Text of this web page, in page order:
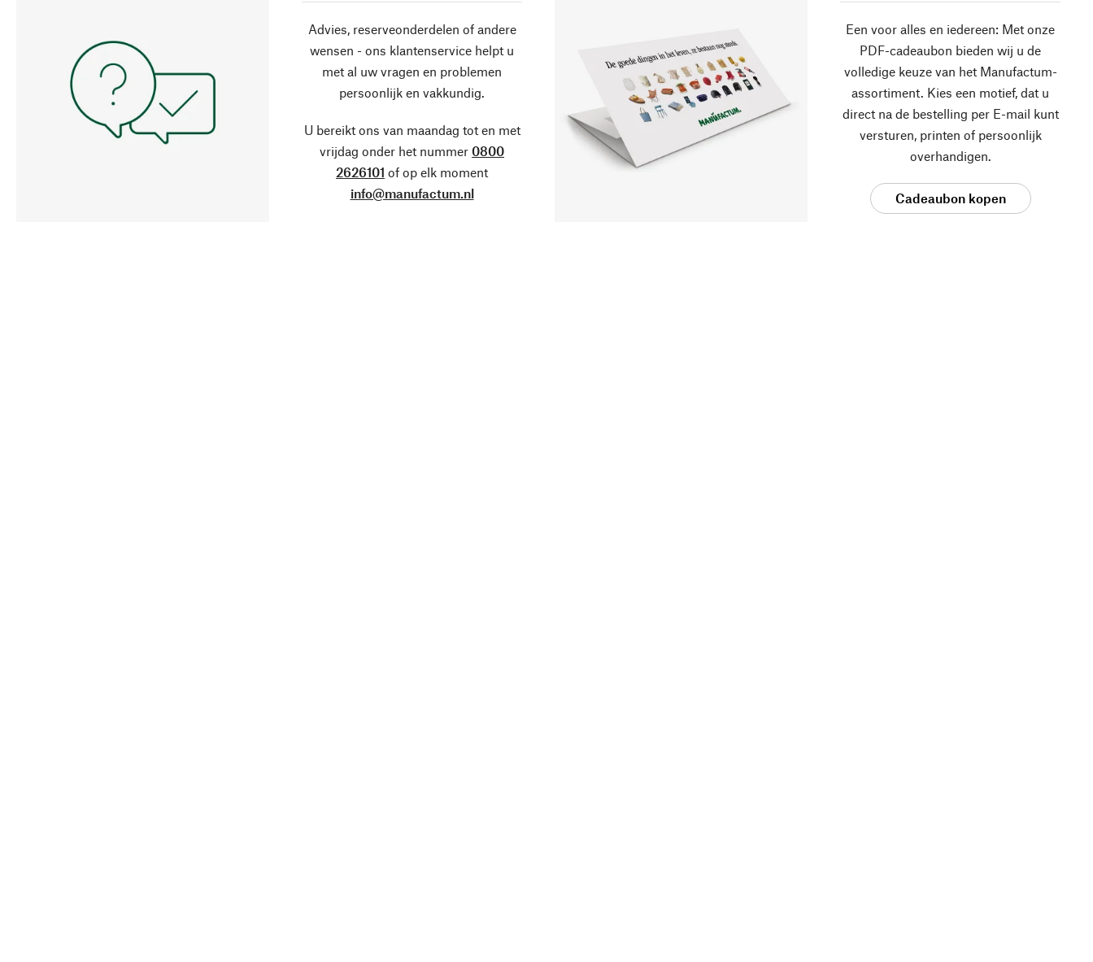
Advies, reserveonderdelen of andere
wensen - ons klantenservice helpt u
met al uw vragen en problemen
persoonlijk en vakkundig.
U bereikt ons van maandag tot en met
vrijdag onder het nummer 0800
2626101 of op elk moment
info@manufactum.nl
Een voor alles en iedereen: Met onze
PDF-cadeaubon bieden wij u de
volledige keuze van het Manufactum-
assortiment. Kies een motief, dat u
direct na de bestelling per E-mail kunt
versturen, printen of persoonlijk
overhandigen.
Cadeaubon kopen